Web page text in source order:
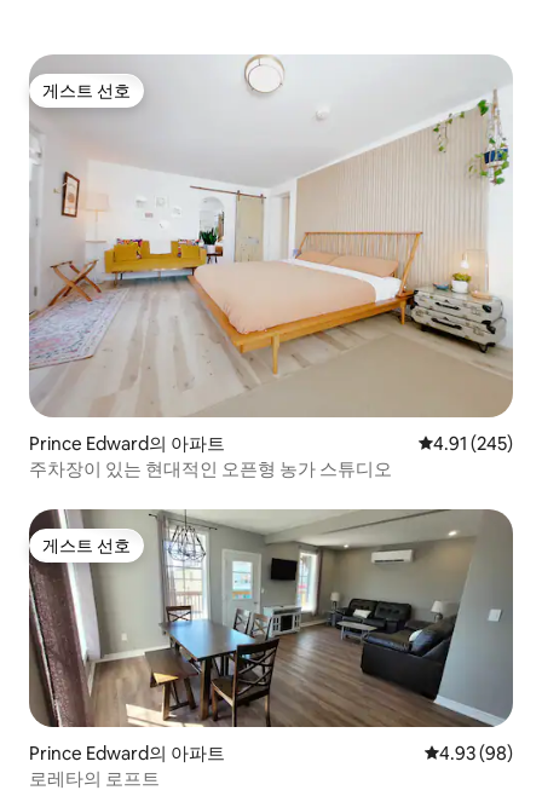
게스트 선호
게스트 선호
Prince Edward의 아파트 평점 4.91점(5
4.91 (245)
주차장이 있는 현대적인 오픈형 농가 스튜디오
게스트 선호
게스트 선호
Prince Edward의 아파트 평점 4.93점(5
4.93 (98)
로레타의 로프트